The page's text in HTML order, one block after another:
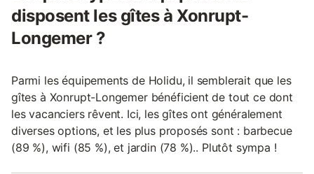
disposent les gîtes à Xonrupt-
Longemer ?
Parmi les équipements de Holidu, il semblerait que les
gîtes à Xonrupt-Longemer bénéficient de tout ce dont
les vacanciers rêvent. Ici, les gîtes ont généralement
diverses options, et les plus proposés sont : barbecue
(89 %), wifi (85 %), et jardin (78 %).. Plutôt sympa !